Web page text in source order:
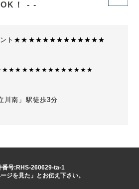
！ - -
イント★★★★★★★★★★★★★
川南」駅徒歩3分
番号:RHS-260629-ta-1
ージを見た」とお伝え下さい。